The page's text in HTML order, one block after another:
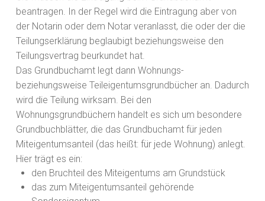
beantragen. In der Regel wird die Eintragung aber von
der Notarin oder dem Notar veranlasst, die oder der die
Teilungserklärung beglaubigt beziehungsweise den
Teilungsvertrag beurkundet hat.
Das Grundbuchamt legt dann Wohnungs-
beziehungsweise Teileigentumsgrundbücher an. Dadurch
wird die Teilung wirksam. Bei den
Wohnungsgrundbüchern handelt es sich um besondere
Grundbuchblätter, die das Grundbuchamt für jeden
Miteigentumsanteil (das heißt: für jede Wohnung) anlegt.
Hier trägt es ein:
den Bruchteil des Miteigentums am Grundstück
das zum Miteigentumsanteil gehörende